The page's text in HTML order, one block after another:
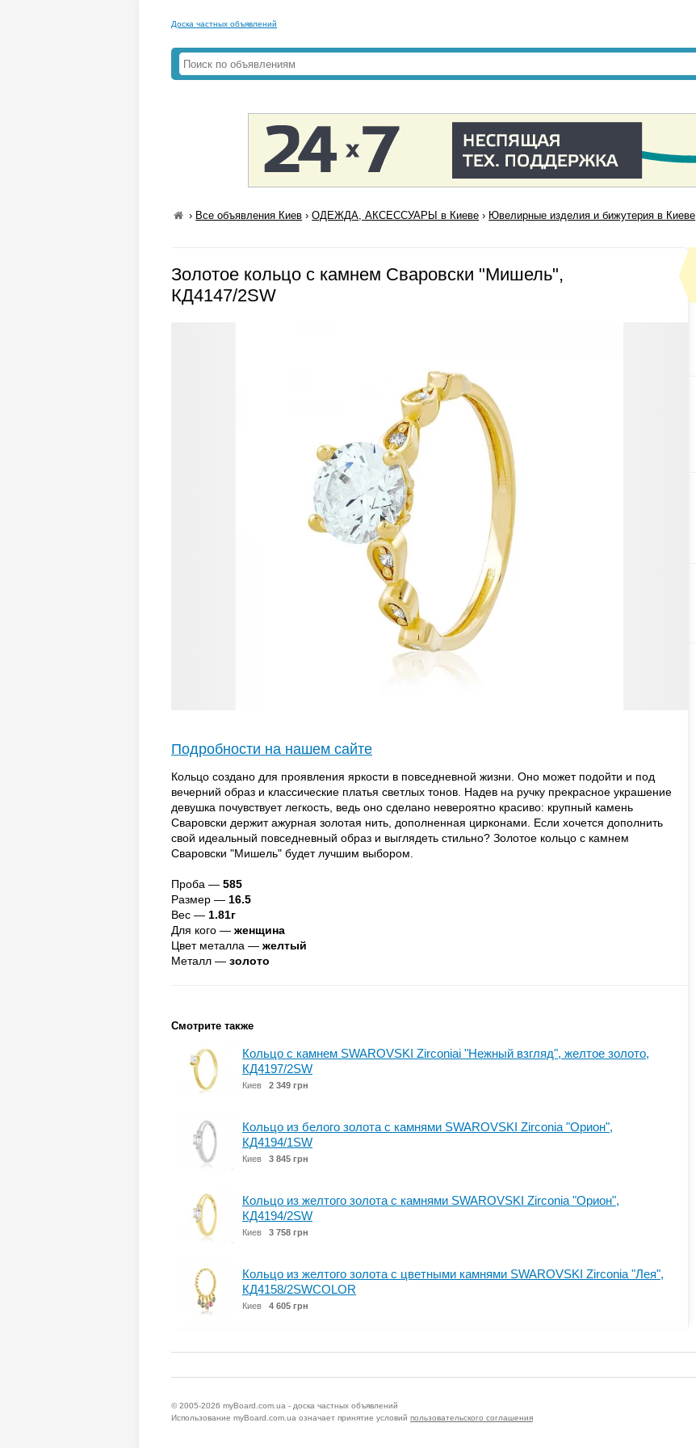
Доска частных объявлений
› Все объявления Киев ›ОДЕЖДА, АКСЕССУАРЫ в Киеве › Ювелирные изделия и бижутерия в Киеве
Золотое кольцо с камнем Сваровски "Мишель",
КД4147/2SW
Подробности на нашем сайте
Кольцо создано для проявления яркости в повседневной жизни. Оно может подойти и под
вечерний образ и классические платья светлых тонов. Надев на ручку прекрасное украшение
девушка почувствует легкость, ведь оно сделано невероятно красиво: крупный камень
Сваровски держит ажурная золотая нить, дополненная цирконами. Если хочется дополнить
свой идеальный повседневный образ и выглядеть стильно? Золотое кольцо с камнем
Сваровски "Мишель" будет лучшим выбором.
Проба — 585
Размер — 16.5
Вес — 1.81г
Для кого — женщина
Цвет металла — желтый
Металл — золото
Смотрите также
Кольцо с камнем SWAROVSKI Zirconiai "Нежный взгляд", желтое золото,
КД4197/2SW
Киев 2 349 грн
Кольцо из белого золота с камнями SWAROVSKI Zirconia "Орион",
КД4194/1SW
Киев 3 845 грн
Кольцо из желтого золота с камнями SWAROVSKI Zirconia "Орион",
КД4194/2SW
Киев 3 758 грн
Кольцо из желтого золота с цветными камнями SWAROVSKI Zirconia "Лея",
КД4158/2SWCOLOR
Киев 4 605 грн
© 2005-2026 myBoard.com.ua - доска частных объявлений
Использование myBoard.com.ua означает принятие условий пользовательского соглашения